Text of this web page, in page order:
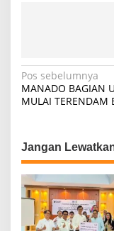
Navigasi
pos
Pos sebelumnya
MANADO BAGIAN
MULAI TERENDAM
Jangan